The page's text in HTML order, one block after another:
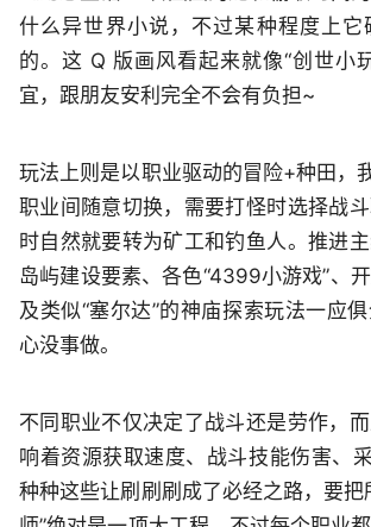
什么异世界小说，不过某种程度上它
的。这 Q 版画风看起来就像“创世小
宜，跟朋友安利完全不会有负担~
玩法上则是以职业驱动的冒险+种田，
职业间随意切换，需要打怪时选择战
时自然就要转为矿工和钓鱼人。推进主
岛屿建设要素、各色“4399小游戏”、
及类似“塞尔达”的神庙探索玩法一应
心没事做。
不同职业不仅决定了战斗还是劳作，
响着资源获取速度、战斗技能伤害、
种种这些让刷刷刷成了必经之路，要把